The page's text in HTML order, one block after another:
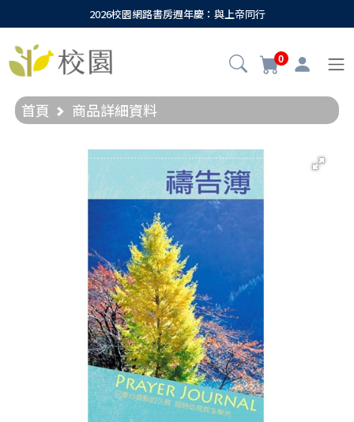
2026校園網路書房週年慶：與上帝同行
0
首頁 商品詳細資料